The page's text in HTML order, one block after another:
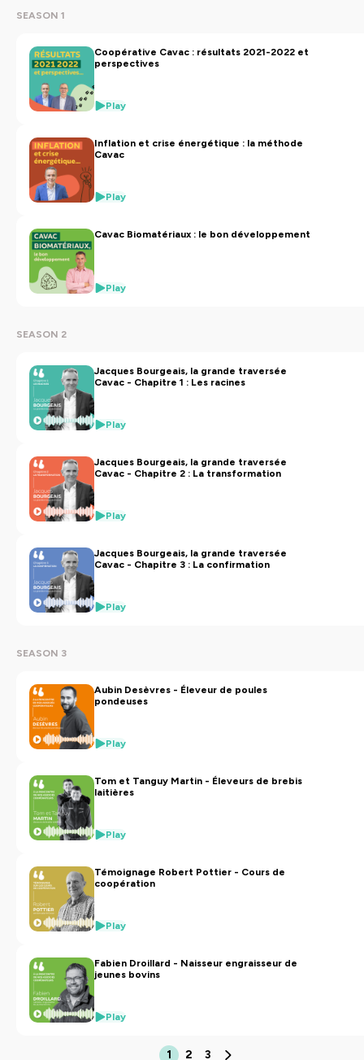
SEASON 1
Coopérative Cavac : résultats 2021-2022 et
perspectives
Play
Inflation et crise énergétique : la méthode
Cavac
Play
Cavac Biomatériaux : le bon développement
Play
SEASON 2
Jacques Bourgeais, la grande traversée
Cavac - Chapitre 1 : Les racines
Play
Jacques Bourgeais, la grande traversée
Cavac - Chapitre 2 : La transformation
Play
Jacques Bourgeais, la grande traversée
Cavac - Chapitre 3 : La confirmation
Play
SEASON 3
Aubin Desèvres - Éleveur de poules
pondeuses
Play
Tom et Tanguy Martin - Éleveurs de brebis
laitières
Play
Témoignage Robert Pottier - Cours de
coopération
Play
Fabien Droillard - Naisseur engraisseur de
jeunes bovins
Play
1 2 3